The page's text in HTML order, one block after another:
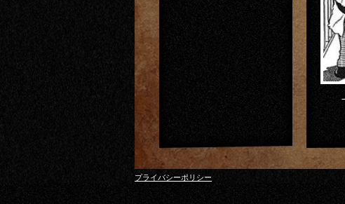
プライバシーポリシー